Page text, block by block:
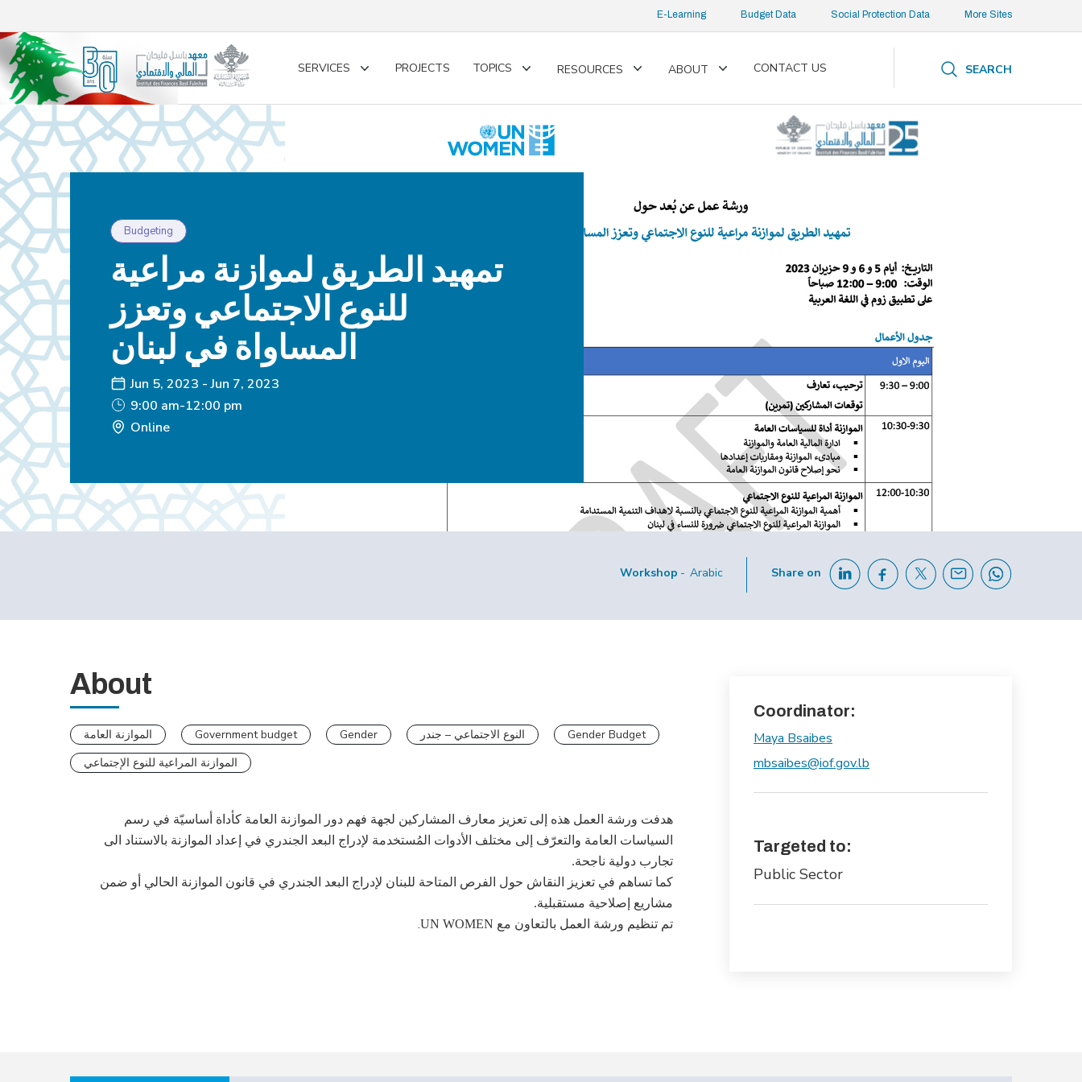
E-Learning Budget Data Social Protection Data More Sites
SERVICES
Toggle
PROJECTS TOPICS
ToggleRESOURCES
ToggleABOUT
Toggle
CONTACT US SEARCH
Budgeting
تمهيد الطريق لموازنة مراعية
للنوع الاجتماعي وتعزز
المساواة في لبنان
Jun 5, 2023 - Jun 7, 2023
9:00 am-12:00 pm
Online
Workshop Arabic Share on
About
الموازنة العامة Government budget Gender النوع الاجتماعي – جندر
Gender Budget
الموازنة المراعية للنوع الإجتماعي
هدفت ورشة العمل هذه إلى تعزيز معارف المشاركين لجهة فهم دور الموازنة العامة كأداة أساسيّة في رسم
السياسات العامة والتعرّف إلى مختلف الأدوات المُستخدمة لإدراج البعد الجندري في إعداد الموازنة بالاستناد الى
تجارب دولية ناجحة.
كما تساهم في تعزيز النقاش حول الفرص المتاحة للبنان لإدراج البعد الجندري في قانون الموازنة الحالي أو ضمن
مشاريع إصلاحية مستقبلية.
تم تنظيم ورشة العمل بالتعاون مع UN WOMEN
.
Coordinator:
Maya Bsaibes
mbsaibes@iof.gov.lb
Targeted to:
Public Sector